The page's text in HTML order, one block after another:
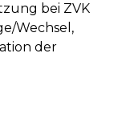
bei ZVK
Wechsel,
der